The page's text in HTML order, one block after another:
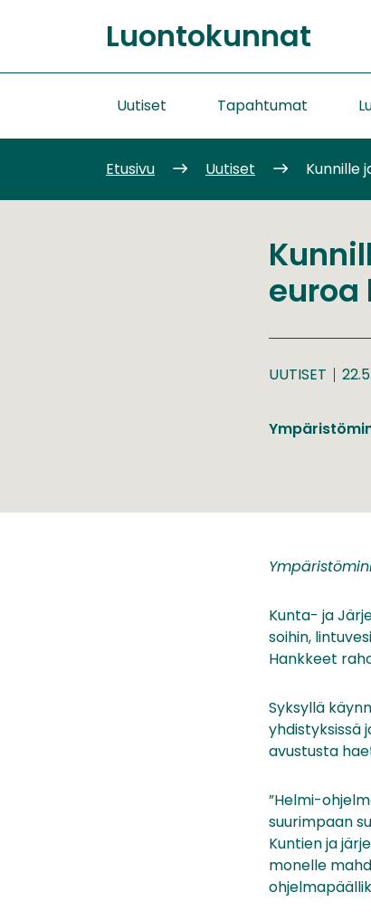
sisältöön
Etusivu
Luontokunnat
Uutiset Tapahtumat
Etusivu
Uutiset Kunnille
euroa
UUTISET
Kunta- ja
soihin,
Hankkeet
Syksyllä
yhdistyksissä
avustusta
”Helmi-
suurimpaan
Kuntien ja
monelle